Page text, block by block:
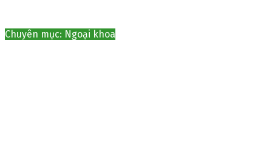
Chuyên mục: Ngoại khoa